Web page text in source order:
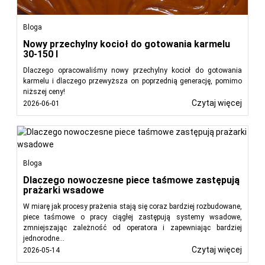
Niezależnie od tego, czy przetwarzasz warzywa czy owoce,
nasze maszyny do obierania poprawiają jakość produktu,
zmniejszają ilość odpadów i zwiększają wydajność
operacyjną.
Przeczytaj
Bloga
Nowy przechylny kocioł do gotowania karmelu
30-150 l
Dlaczego opracowaliśmy nowy przechylny kocioł do gotowania
karmelu i dlaczego przewyższa on poprzednią generację, pomimo
niższej ceny!
2026-06-01
Czytaj więcej
Bloga
Dlaczego nowoczesne piece taśmowe zastępują
prażarki wsadowe
W miarę jak procesy prażenia stają się coraz bardziej rozbudowane,
piece taśmowe o pracy ciągłej zastępują systemy wsadowe,
zmniejszając zależność od operatora i zapewniając bardziej
jednorodne...
2026-05-14
Czytaj więcej